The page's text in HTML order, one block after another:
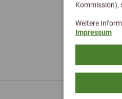
Kommission),
Weitere
Impressum